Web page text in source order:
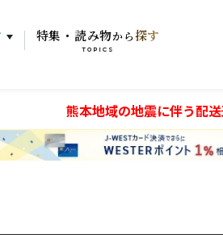
特集・読み物から 探す
TOPICS
熊本地域の地震に伴う配